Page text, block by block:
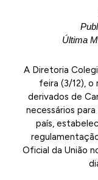
Última
A Diretoria
feira (3/12),
derivados de
necessários
país,
Oficial da União